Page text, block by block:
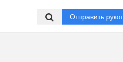
Отправить